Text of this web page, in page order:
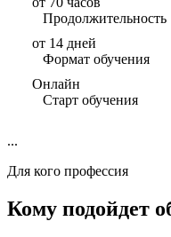
Продолжительность
от 14 дней
Формат обучения
Онлайн
Старт обучения
...
Для кого профессия
Кому подойдет